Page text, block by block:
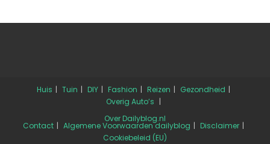
Huis Tuin DIY Fashion Reizen
Gezondheid
Overig Auto’s
Over Dailyblog.nl
Contact Algemene Voorwaarden dailyblog
Disclaimer
Cookiebeleid (EU)